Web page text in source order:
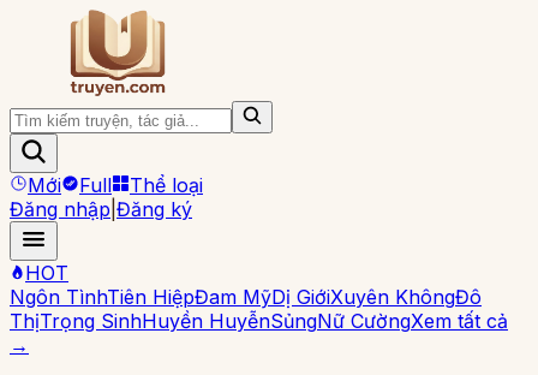
Mới Full
Thể loại
Đăng nhập Đăng ký
HOT
Ngôn TìnhTiên HiệpĐam MỹDị GiớiXuyên KhôngĐô
ThịTrọng SinhHuyền HuyễnSủngNữ CườngXem tất cả
→